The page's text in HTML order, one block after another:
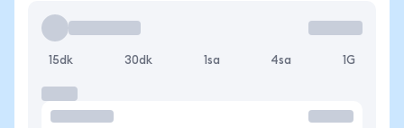
15dk 30dk 1sa 4sa 1G